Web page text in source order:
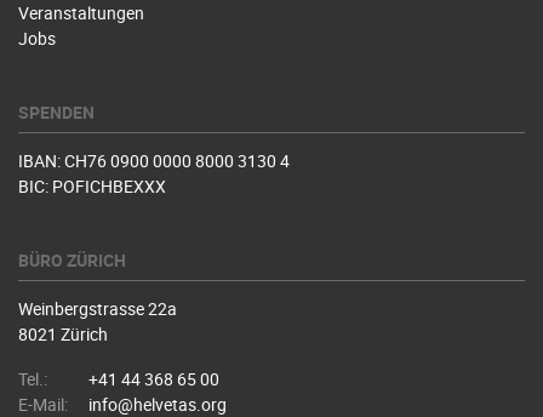
Veranstaltungen
Jobs
SPENDEN
IBAN: CH76 0900 0000 8000 3130 4
BIC: POFICHBEXXX
BÜRO ZÜRICH
Weinbergstrasse 22a
8021 Zürich
Tel.:
+41 44 368 65 00
E-Mail:
info@helvetas.org